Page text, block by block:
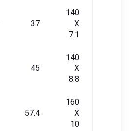
140
X
7.1
37
140
X
8.8
45
160
X
10
57.4